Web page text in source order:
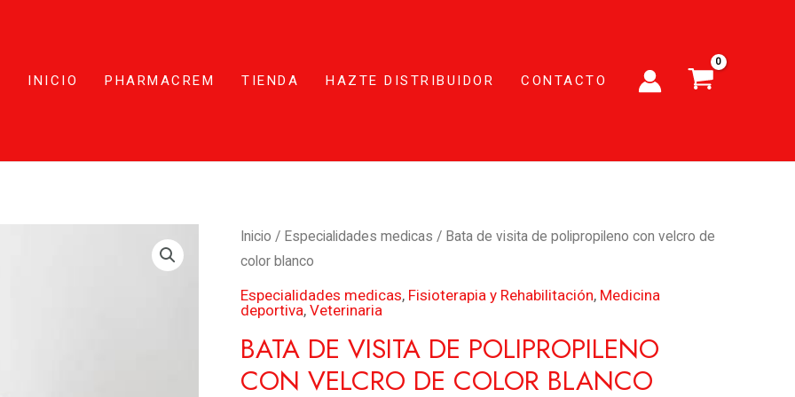
INICIO PHARMACREM TIENDA HAZTE DISTRIBUIDOR CONTACTO
Inicio / Especialidades medicas / Bata de visita de polipropileno con velcro de
color blanco
Especialidades medicas, Fisioterapia y Rehabilitación, Medicina
deportiva,Veterinaria
BATA DE VISITA DE POLIPROPILENO
CON VELCRO DE COLOR BLANCO
Bata
de
visita
de
polipropileno
con
velcro